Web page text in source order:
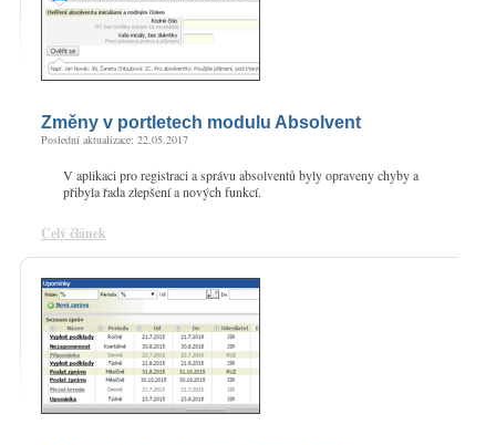
Změny v portletech modulu Absolvent
Poslední aktualizace: 22.05.2017
V aplikaci pro registraci a správu absolventů byly opraveny chyby a
přibyla řada zlepšení a nových funkcí.
Celý článek